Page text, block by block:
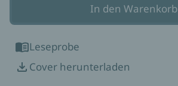
In den Warenkorb
Leseprobe
Cover herunterladen